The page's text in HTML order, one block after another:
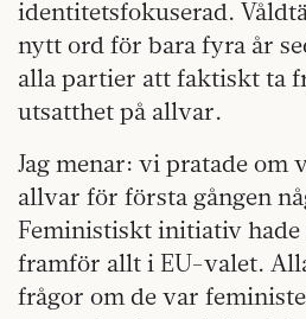
identitetsfokuserad.
nytt ord för bara fyra år
alla partier att faktiskt ta
utsatthet på allvar.
Jag menar: vi pratade om
allvar för första gången
Feministiskt initiativ hade
framför allt i EU-valet.
frågor om de var